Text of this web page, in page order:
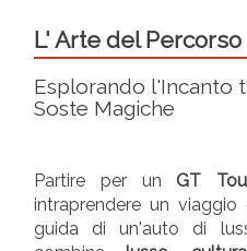
L' Arte del Percorso
Esplorando l'Incanto
Soste Magiche
Partire per un GT
intraprendere un
guida di un'auto di